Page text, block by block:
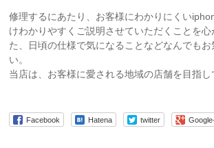
修理するにあたり、お客様にわかりにくい
けわかりやすくご説明させていただくことを心
た、日頃の仕様で気になることなどなんでもお
い。
当店は、お客様に愛される地域の店舗を目指し
Facebook Hatena twitter